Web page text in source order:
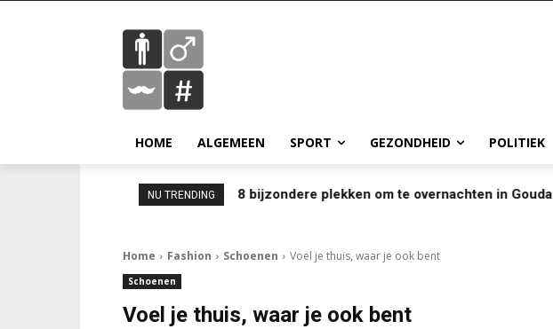
HOME ALGEMEEN SPORT GEZONDHEID POLITIEK
NU TRENDING 8 bijzondere plekken om te overnachten in Gouda
Home Fashion Schoenen Voel je thuis, waar je ook bent
Schoenen
Voel je thuis, waar je ook bent